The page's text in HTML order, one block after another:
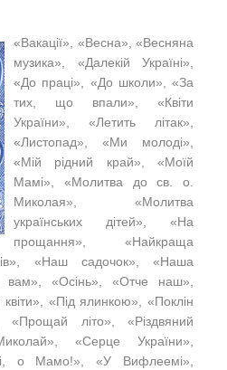
«Вакації», «Весна», «Весняна
музика», «Далекій Україні»,
«До праці», «До школи», «За
тих, що впали», «Квіти
України», «Летить літак»,
«Листопад», «Ми молоді»,
«Мій рідний край», «Моїй
Мамі», «Молитва до св. о.
Миколая», «Молитва
українських дітей», «На
прощання», «Найкраща
«Наш садочок», «Наша
«Осінь», «Отче наш»,
«Під ялинкою», «Поклін
«Прощай літо», «Різдвяний
«Серце України»,
о Мамо!», «У Вифлеемі»,